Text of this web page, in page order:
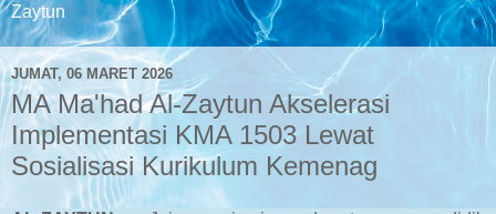
Zaytun
JUMAT, 06 MARET 2026
MA Ma'had Al-Zaytun Akselerasi
Implementasi KMA 1503 Lewat
Sosialisasi Kurikulum Kemenag